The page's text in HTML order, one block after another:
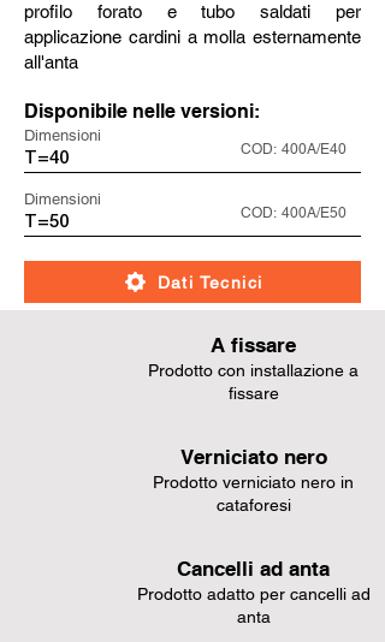
profilo forato e tubo saldati per
applicazione cardini a molla esternamente
all'anta
Disponibile nelle versioni:
Dimensioni
T=40
COD: 400A/E40
Dimensioni
T=50
COD: 400A/E50
Dati Tecnici
A fissare
Prodotto con installazione a
fissare
Verniciato nero
Prodotto verniciato nero in
cataforesi
Cancelli ad anta
Prodotto adatto per cancelli ad
anta